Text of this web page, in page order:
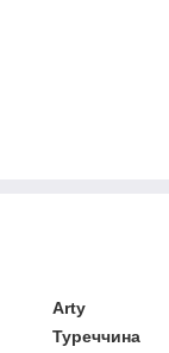
Arty
Туреччина